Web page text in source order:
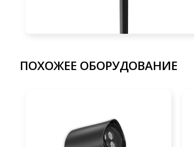
ПОХОЖЕЕ ОБОРУДОВАНИЕ